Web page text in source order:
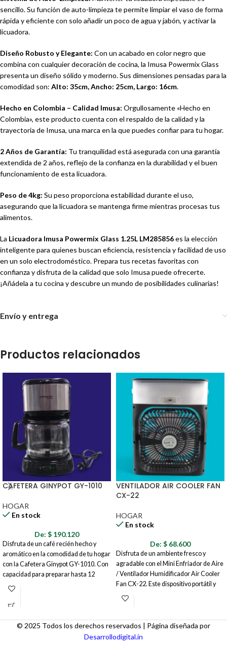
sencillo. Su función de auto-limpieza te permite limpiar el vaso de forma
rápida y eficiente con solo añadir un poco de agua y jabón, y activar la
licuadora.
Diseño Robusto y Elegante: Con un acabado en color negro que
combina con cualquier decoración de cocina, la Imusa Powermix Glass
presenta un diseño sólido y moderno. Sus dimensiones pensadas para la
comodidad son: Alto: 35cm, Ancho: 25cm, Largo: 16cm.
Hecho en Colombia – Calidad Imusa: Orgullosamente «Hecho en
Colombia», este producto cuenta con el respaldo de la calidad y la
trayectoria de Imusa, una marca en la que puedes confiar para tu hogar.
2 Años de Garantía: Tu tranquilidad está asegurada con una garantía
extendida de 2 años, reflejo de la confianza en la durabilidad y el buen
funcionamiento de esta licuadora.
Peso de 4kg: Su peso proporciona estabilidad durante el uso,
asegurando que la licuadora se mantenga firme mientras procesas tus
alimentos.
La Licuadora Imusa Powermix Glass 1.25L LM285856es la elección
inteligente para quienes buscan eficiencia, resistencia y facilidad de uso
en un solo electrodoméstico. Prepara tus recetas favoritas con
confianza y disfruta de la calidad que solo Imusa puede ofrecerte.
¡Añádela a tu cocina y descubre un mundo de posibilidades culinarias!
Envío y entrega
Productos relacionados
CAFETERA GINYPOT GY-1010
HOGAR
En stock
De: $ 190.120
Disfruta de un café recién hecho y
aromático en la comodidad de tu hogar
con la Cafetera Ginypot GY-1010. Con
capacidad para preparar hasta 12
tazas, esta cafetera es perfecta para
para tener café disponible durante todo
características prácticas te aseguran
una experiencia de preparación
VENTILADOR AIR COOLER FAN
CX-22
HOGAR
En stock
De: $ 68.600
Disfruta de un ambiente fresco y
agradable con el Mini Enfriador de Aire
/ Ventilador Humidificador Air Cooler
Fan CX-22. Este dispositivo portátil y
compacto es ideal para crear una brisa
incluso al aire libre. Combina las
funciones de ventilador, humidificador
© 2025 Todos los derechos reservados | Página diseñada por
Desarrollodigital.in